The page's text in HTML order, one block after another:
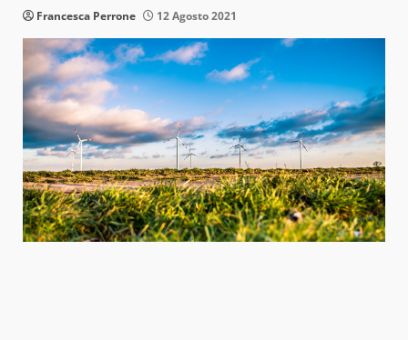
Francesca Perrone 12 Agosto 2021